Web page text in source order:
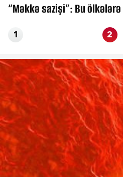
“Məkkə sazişi”: Bu
1 2